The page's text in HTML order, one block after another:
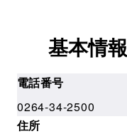
基本情報
電話番号
0264-34-2500
住所